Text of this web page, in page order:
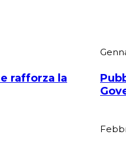
rafforza la